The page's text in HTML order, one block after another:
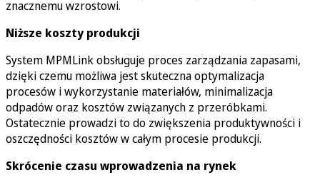
znacznemu wzrostowi.
Niższe koszty produkcji
System MPMLink obsługuje proces zarządzania zapasami,
dzięki czemu możliwa jest skuteczna optymalizacja
procesów i wykorzystanie materiałów, minimalizacja
odpadów oraz kosztów związanych z przeróbkami.
Ostatecznie prowadzi to do zwiększenia produktywności i
oszczędności kosztów w całym procesie produkcji.
Skrócenie czasu wprowadzenia na rynek